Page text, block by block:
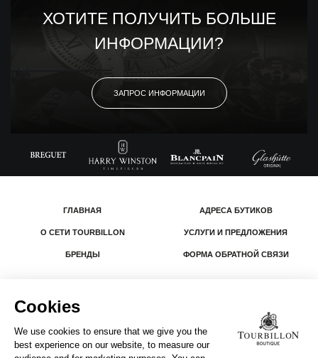
ХОТИТЕ ПОЛУЧИТЬ БОЛЬШЕ
ИНФОРМАЦИИ?
ЗАПРОС ИНФОРМАЦИИ
ГЛАВНАЯ
О СЕТИ TOURBILLON
БРЕНДЫ
АДРЕСА БУТИКОВ
УСЛУГИ И ПРЕДЛОЖЕНИЯ
ФОРМА ОБРАТНОЙ СВЯЗИ
Все права защищены.